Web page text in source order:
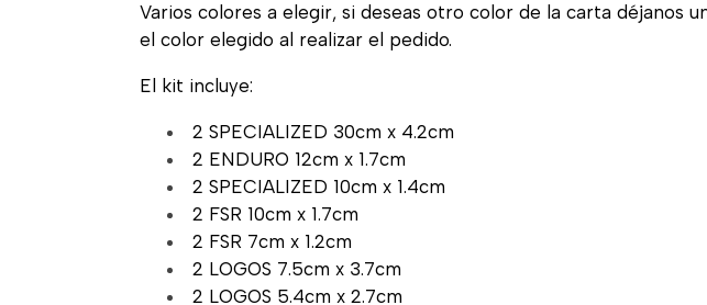
Varios colores a elegir, si deseas otro color de la carta déjanos
el color elegido al realizar el pedido.
El kit incluye:
2 SPECIALIZED 30cm x 4.2cm
2 ENDURO 12cm x 1.7cm
2 SPECIALIZED 10cm x 1.4cm
2 FSR 10cm x 1.7cm
2 FSR 7cm x 1.2cm
2 LOGOS 7.5cm x 3.7cm
2 LOGOS 5.4cm x 2.7cm